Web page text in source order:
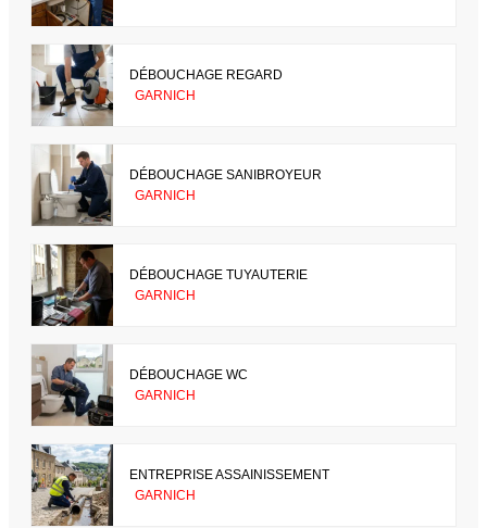
DÉBOUCHAGE REGARD
GARNICH
DÉBOUCHAGE SANIBROYEUR
GARNICH
DÉBOUCHAGE TUYAUTERIE
GARNICH
DÉBOUCHAGE WC
GARNICH
ENTREPRISE ASSAINISSEMENT
GARNICH